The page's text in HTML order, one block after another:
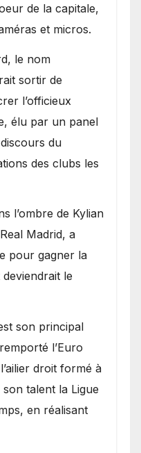
de la capitale,
et micros.
le nom
sortir de
l’officieux
élu par un panel
du
des clubs les
l’ombre de Kylian
Madrid, a
pour gagner la
le
son principal
l’Euro
droit formé à
talent la Ligue
en réalisant